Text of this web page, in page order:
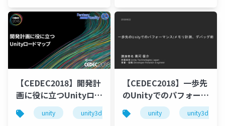
【CEDEC2018】開発計
画に役に立つUnityロー
ドマップunity unity3d cedec cedec2018
【CEDEC2018】一歩先
のUnityでのパフォーマ
ンス/メモリ計測、デバ
ッグ術
unity unity3d